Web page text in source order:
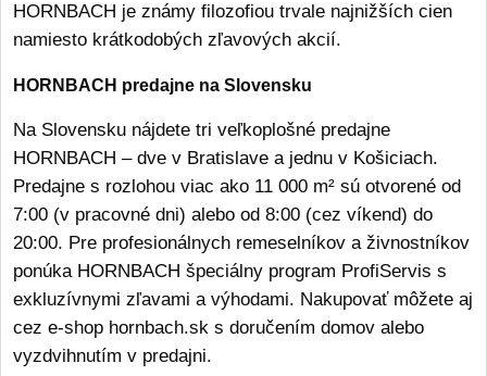
HORNBACH je známy filozofiou trvale najnižších cien
namiesto krátkodobých zľavových akcií.
HORNBACH predajne na Slovensku
Na Slovensku nájdete tri veľkoplošné predajne
HORNBACH – dve v Bratislave a jednu v Košiciach.
Predajne s rozlohou viac ako 11 000 m² sú otvorené od
7:00 (v pracovné dni) alebo od 8:00 (cez víkend) do
20:00. Pre profesionálnych remeselníkov a živnostníkov
ponúka HORNBACH špeciálny program ProfiServis s
exkluzívnymi zľavami a výhodami. Nakupovať môžete aj
cez e-shop hornbach.sk s doručením domov alebo
vyzdvihnutím v predajni.